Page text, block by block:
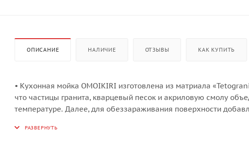
ОПИСАНИЕ НАЛИЧИЕ ОТЗЫВЫ КАК КУПИТЬ
• Кухонная мойка OMOIKIRI изготовлена из матриала
что частицы гранита, кварцевый песок и акриловую смолу
температуре. Далее, для обеззараживания поверхности
изготовлении моек из «Tetogranit» применяется специальный